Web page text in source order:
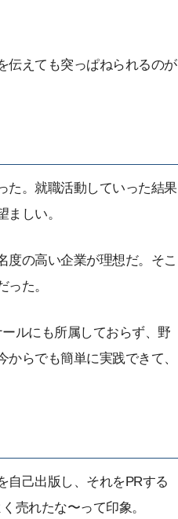
伝えても突っぱねられるのが
た。就職活動していった結果
しい。
度の高い企業が理想だ。そこ
た。
ルにも所属しておらず、野
らでも簡単に実践できて、
自己出版し、それをPRする
売れたな〜って印象。